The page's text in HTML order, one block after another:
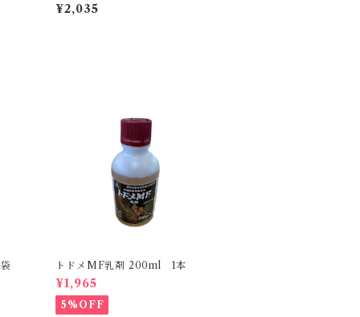
¥2,035
トドメMF乳剤 200ml 1本
¥1,965
5%OFF